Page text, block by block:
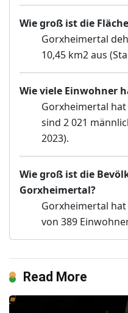
Wie groß ist die
Gorxheimertal
10,45 km2 aus
Wie viele Einwohner
Gorxheimertal hat
sind 2 021
2023).
Wie groß ist die
Gorxheimertal?
Gorxheimertal
von 389
Read More